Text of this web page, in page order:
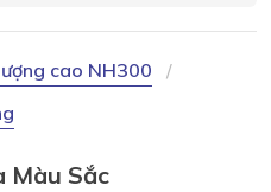
cao NH300
Màu Sắc